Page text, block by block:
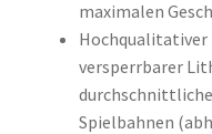
maximalen
Hochqualitativer
versperrbarer
Spielbahnen